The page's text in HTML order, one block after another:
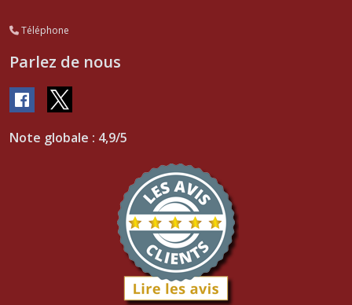
Téléphone
Parlez de nous
Note globale : 4,9/5